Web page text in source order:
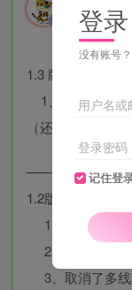
酒醒只在花
1.3 版本更新内容
1、支持在插件
（还不完善，如
1.2版本更新内容
1、修复部分纯
2、新增可修改
3、取消了多线
登录
没有账号
用户名或
登录密码
记住登